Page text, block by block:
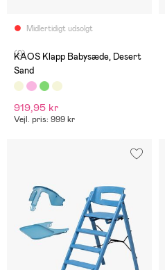
Midlertidigt udsolgt
(0)
KAOS Klapp Babysæde, Desert
Sand
919,95 kr
Vejl. pris: 999 kr